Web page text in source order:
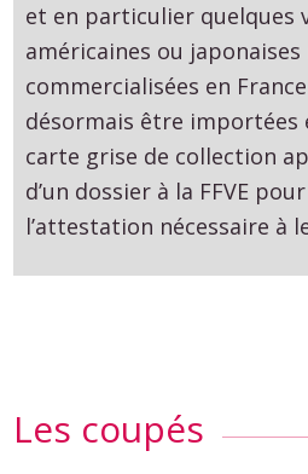
et en particulier quelques
américaines ou japonaises
commercialisées en
désormais être importées
carte grise de collection
d’un dossier à la FFVE
l’attestation nécessaire à
Les coupés